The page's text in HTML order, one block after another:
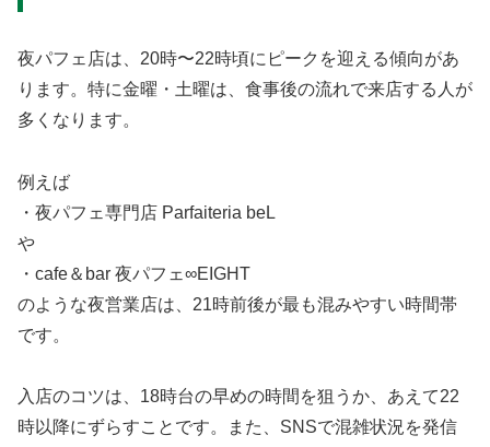
夜パフェ店は、20時〜22時頃にピークを迎える傾向があ
ります。特に金曜・土曜は、食事後の流れで来店する人が
多くなります。
例えば
・夜パフェ専門店 Parfaiteria beL
や
・cafe＆bar 夜パフェ∞EIGHT
のような夜営業店は、21時前後が最も混みやすい時間帯
です。
入店のコツは、18時台の早めの時間を狙うか、あえて22
時以降にずらすことです。また、SNSで混雑状況を発信